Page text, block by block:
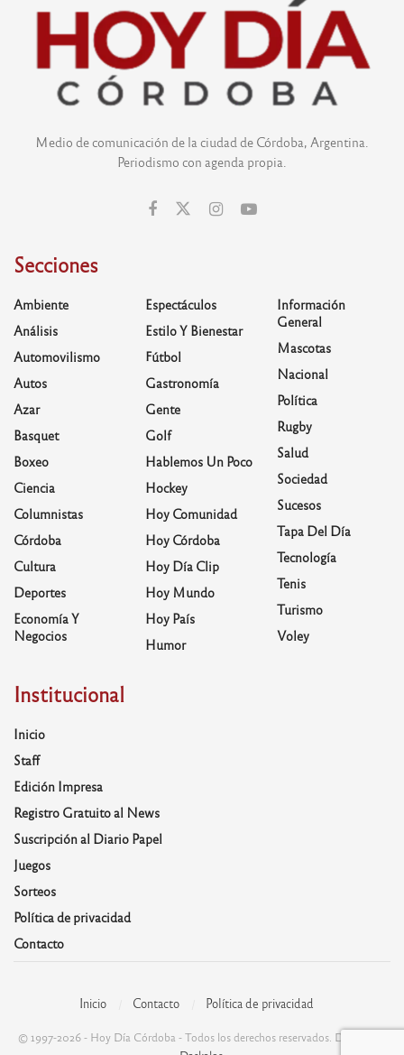
Medio de comunicación de la ciudad de Córdoba, Argentina.
Periodismo con agenda propia.
Secciones
Ambiente
Análisis
Automovilismo
Autos
Azar
Basquet
Boxeo
Ciencia
Columnistas
Córdoba
Cultura
Deportes
Economía Y
Negocios
Espectáculos
Estilo Y Bienestar
Fútbol
Gastronomía
Gente
Golf
Hablemos Un Poco
Hockey
Hoy Comunidad
Hoy Córdoba
Hoy Día Clip
Hoy Mundo
Hoy País
Humor
Información
General
Mascotas
Nacional
Política
Rugby
Salud
Sociedad
Sucesos
Tapa Del Día
Tecnología
Tenis
Turismo
Voley
Institucional
Inicio
Staff
Edición Impresa
Registro Gratuito al News
Suscripción al Diario Papel
Juegos
Sorteos
Política de privacidad
Contacto
Inicio Contacto Política de privacidad
© 1997-2026 - Hoy Día Córdoba - Todos los derechos reservados. Desarrolla: